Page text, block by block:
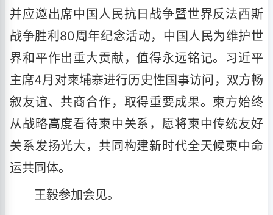
并应邀出席中国人民抗日战争暨世界反法西斯
战争胜利80周年纪念活动，中国人民为维护世
界和平作出重大贡献，值得永远铭记。习近平
主席4月对柬埔寨进行历史性国事访问，双方畅
叙友谊、共商合作，取得重要成果。柬方始终
从战略高度看待柬中关系，愿将柬中传统友好
关系发扬光大，共同构建新时代全天候柬中命
运共同体。
王毅参加会见。